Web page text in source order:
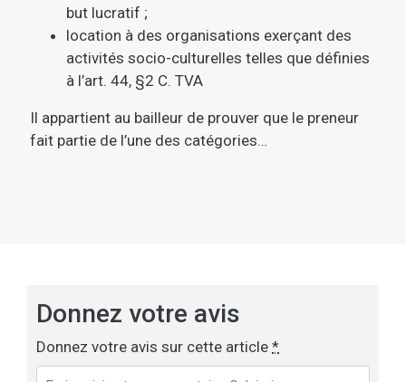
but lucratif ;
location à des organisations exerçant des
activités socio-culturelles telles que définies
à l’art. 44, §2 C. TVA
Il appartient au bailleur de prouver que le preneur
fait partie de l’une des catégories…
Donnez votre avis
Donnez votre avis sur cette article *